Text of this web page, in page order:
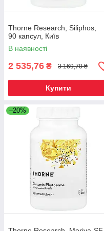
Thorne Research, Siliphos,
90 капсул, Київ
В наявності
2 535,76 ₴ 3 169,70 ₴
Купити
–20%